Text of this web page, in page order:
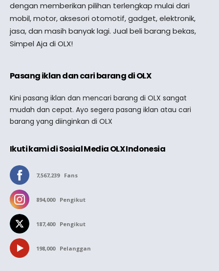
dengan memberikan pilihan terlengkap mulai dari
mobil, motor, aksesori otomotif, gadget, elektronik,
jasa, dan masih banyak lagi. Jual beli barang bekas,
Simpel Aja di OLX!
Pasang iklan dan cari barang di OLX
Kini pasang iklan dan mencari barang di OLX sangat
mudah dan cepat. Ayo segera pasang iklan atau cari
barang yang diinginkan di OLX
Ikuti kami di Sosial Media OLX Indonesia
7,567,239 Fans
894,000 Pengikut
187,400 Pengikut
198,000 Pelanggan